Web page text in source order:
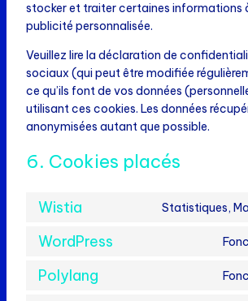
stocker et traiter certaines informations
publicité personnalisée.
Veuillez lire la déclaration de
sociaux (qui peut être modifiée
ce qu’ils font de vos données
utilisant ces cookies. Les données
anonymisées autant que possible.
6. Cookies placés
Wistia Statistiques,
WordPress
Polylang